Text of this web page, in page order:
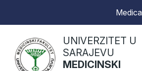
UNIVERZITET U
SARAJEVU
MEDICINSKI